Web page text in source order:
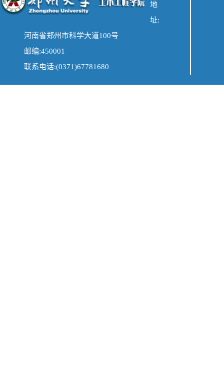
地
址:
河南省郑州市科学大道100号
邮编:450001
联系电话:(0371)67781680